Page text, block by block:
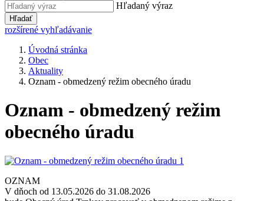
Hľadaný výraz
Hľadať
rozšírené vyhľadávanie
Úvodná stránka
Obec
Aktuality
Oznam - obmedzený režim obecného úradu
Oznam - obmedzený režim
obecného úradu
OZNAM
V dňoch od 13.05.2026 do 31.08.2026